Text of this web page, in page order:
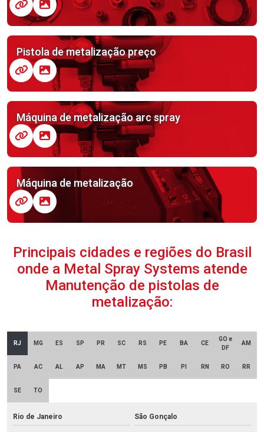
Pistola de metalização preço
Máquina de metalização arc spray
Máquina de metalização
Principais cidades e regiões do Brasil
onde a Metal Spray Systems atende
Manutenção de pistolas de
metalização:
RJ MG ES SP PR SC RS PE BA CE
GO e
DF
AM
PA AC AL AP MA MT MS PB PI RN RO RR
SE TO
Rio de Janeiro São Gonçalo